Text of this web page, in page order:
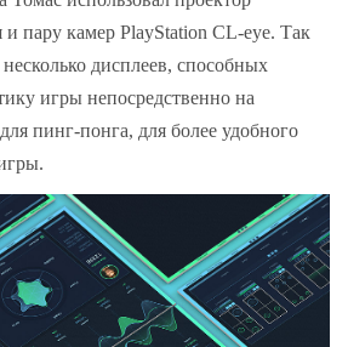
и пару камер PlayStation CL-eye. Так
дисплеев, способных
игры непосредственно на
пинг-понга, для более удобного